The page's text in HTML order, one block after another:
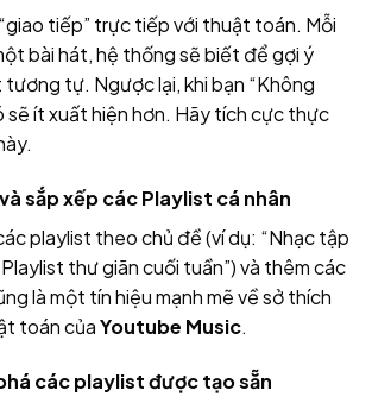
tiếp” trực tiếp với thuật toán. Mỗi
bài hát, hệ thống sẽ biết để gợi ý
tự. Ngược lại, khi bạn “Không
sẽ ít xuất hiện hơn. Hãy tích cực thực
sắp xếp các Playlist cá nhân
playlist theo chủ đề (ví dụ: “Nhạc tập
thư giãn cuối tuần”) và thêm các
là một tín hiệu mạnh mẽ về sở thích
toán củaYoutube Music.
các playlist được tạo sẵn